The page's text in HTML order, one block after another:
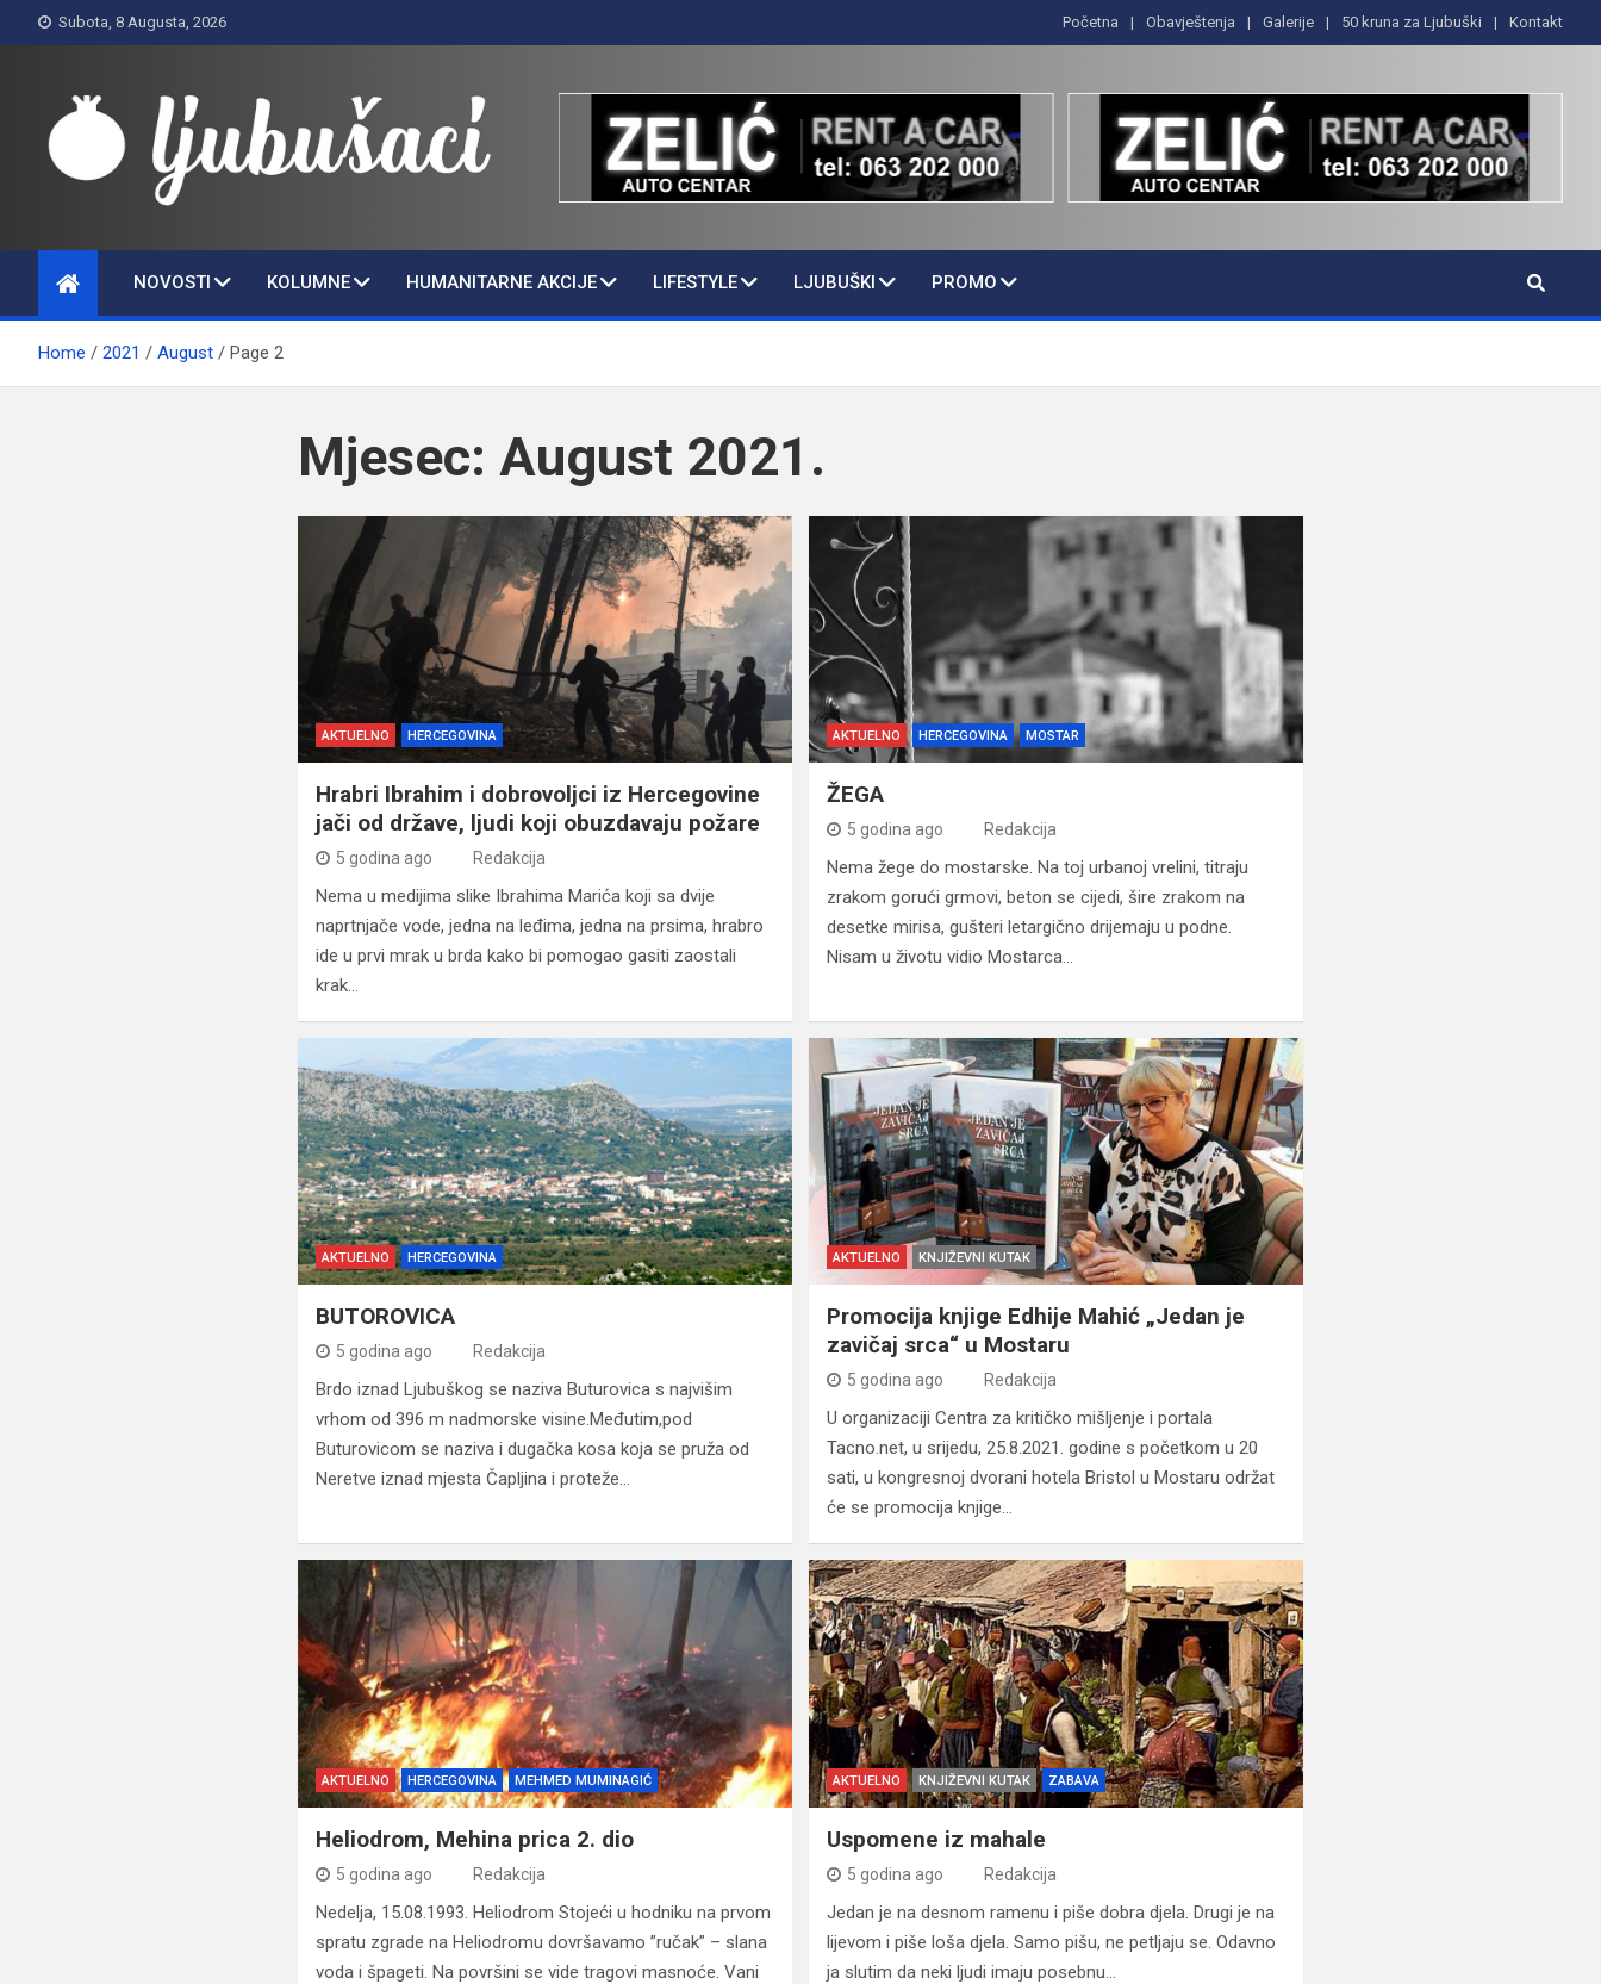
to
Subota, 8 Augusta, 2026 Početna Obavještenja Galerije 50 kruna za Ljubuški Kontakt
Ljubušaci
NOVOSTI KOLUMNE HUMANITARNE AKCIJE LIFESTYLE LJUBUŠKI PROMO
Home 2021 August Page 2
Mjesec:August 2021.
AKTUELNO HERCEGOVINA
Hrabri Ibrahim i dobrovoljci iz Hercegovine
jači od države, ljudi koji obuzdavaju požare
5 godina ago Redakcija
Nema u medijima slike Ibrahima Marića koji sa dvije
naprtnjače vode, jedna na leđima, jedna na prsima, hrabro
ide u prvi mrak u brda kako bi pomogao gasiti zaostali
krak…
AKTUELNO HERCEGOVINA MOSTAR
ŽEGA
5 godina ago Redakcija
Nema žege do mostarske. Na toj urbanoj vrelini, titraju
zrakom gorući grmovi, beton se cijedi, šire zrakom na
desetke mirisa, gušteri letargično drijemaju u podne.
Nisam u životu vidio Mostarca…
AKTUELNO HERCEGOVINA
BUTOROVICA
5 godina ago Redakcija
Brdo iznad Ljubuškog se naziva Buturovica s najvišim
vrhom od 396 m nadmorske visine.Međutim,pod
Buturovicom se naziva i dugačka kosa koja se pruža od
Neretve iznad mjesta Čapljina i proteže…
AKTUELNO KNJIŽEVNI KUTAK
Promocija knjige Edhije Mahić „Jedan je
zavičaj srca“ u Mostaru
5 godina ago Redakcija
U organizaciji Centra za kritičko mišljenje i portala
Tacno.net, u srijedu, 25.8.2021. godine s početkom u 20
sati, u kongresnoj dvorani hotela Bristol u Mostaru održat
će se promocija knjige…
AKTUELNO HERCEGOVINA MEHMED MUMINAGIĆ
Heliodrom, Mehina prica 2. dio
5 godina ago Redakcija
Nedelja, 15.08.1993. Heliodrom Stojeći u hodniku na prvom
spratu zgrade na Heliodromu dovršavamo ”ručak” – slana
voda i špageti. Na površini se vide tragovi masnoće. Vani
AKTUELNO KNJIŽEVNI KUTAK ZABAVA
Uspomene iz mahale
5 godina ago Redakcija
Jedan je na desnom ramenu i piše dobra djela. Drugi je na
lijevom i piše loša djela. Samo pišu, ne petljaju se. Odavno
ja slutim da neki ljudi imaju posebnu…